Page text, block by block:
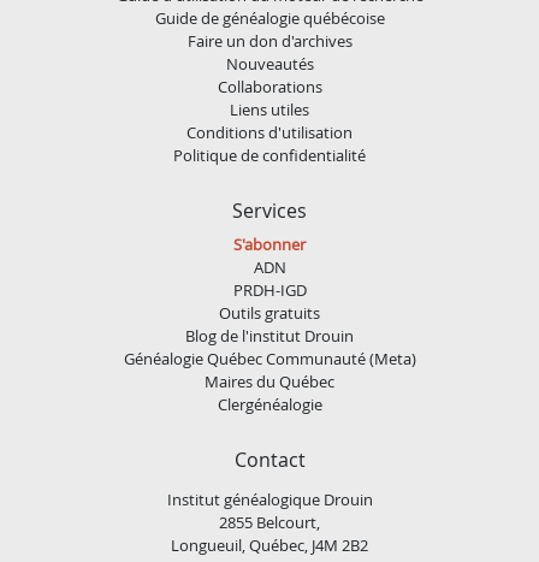
Guide de généalogie québécoise
Faire un don d'archives
Nouveautés
Collaborations
Liens utiles
Conditions d'utilisation
Politique de confidentialité
Services
S'abonner
ADN
PRDH-IGD
Outils gratuits
Blog de l'institut Drouin
Généalogie Québec Communauté (Meta)
Maires du Québec
Clergénéalogie
Contact
Institut généalogique Drouin
2855 Belcourt,
Longueuil, Québec, J4M 2B2